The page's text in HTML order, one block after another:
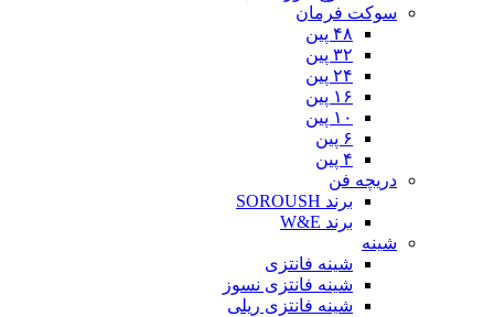
سوکت فرمان
۴۸ پین
۳۲ پین
۲۴ پین
۱۶ پین
۱۰ پین
۶ پین
۴ پین
دریچه فن
برند SOROUSH
برند W&E
شینه
شینه فانتزی
شینه فانتزی نسوز
شینه فانتزی ریلی